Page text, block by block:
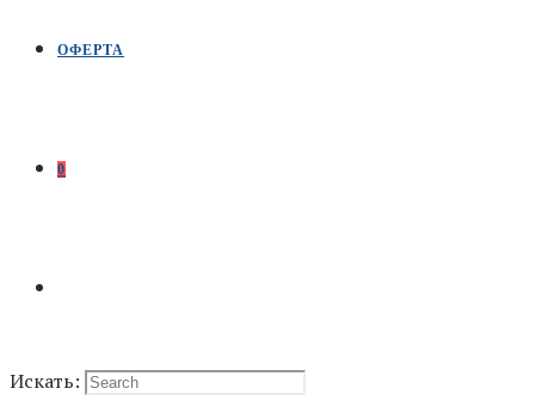
ОФЕРТА
0
Искать: